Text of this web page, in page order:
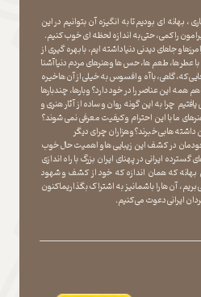
بهانه ای بودیم تا به انگیزه آن بتوانیم در این
را کمی ، حتی به اندازه لحظه ای خوب کنیم.
و جاهای دیدنی دنیا داشته ایم، با بهره گیری از
عطر ها ، طعم ها ، حس ها و هنرهای مردم دنیا آشنا
که، گاهی ، با آه و افسوس به خیلی از آن ها خیره
همه این عناصر را در خود دارد؟ و بارها ، چندبارها
چرا به این گونه روان و ساده از آثار هنری و
ما با این احترام و کیفیت معرفی نمی شوند؟
ها بی خبرند؟و هزاران چرای دیگر
در کشف این زیبایی ها و اهمیت حال خوب
گسترده ایرانی در پهنای ایران بزرگ با راه اندازی
بهانه که همان اندازه که خود از کشف و شهود
، آن ها را با شما نیز به اشتراک بگذاریماکنون
ایرانی دعوت می کنیم.